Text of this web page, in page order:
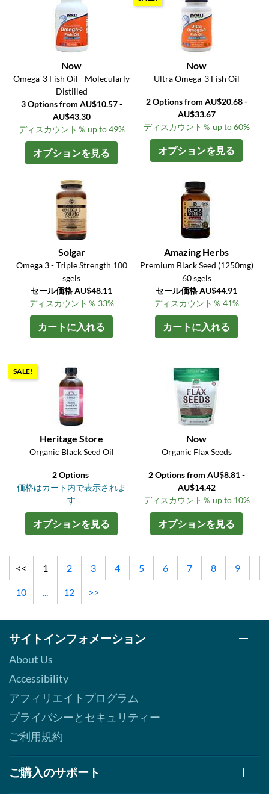
Now
Omega-3 Fish Oil - Molecularly
Distilled
3 Options from AU$10.57 -
AU$43.30
ディスカウント％ up to 49%
オプションを見る
Now
Ultra Omega-3 Fish Oil
2 Options from AU$20.68 -
AU$33.67
ディスカウント％ up to 60%
オプションを見る
Solgar
Omega 3 - Triple Strength 100
sgels
セール価格 AU$48.11
ディスカウント％ 33%
カートに入れる
Amazing Herbs
Premium Black Seed (1250mg)
60 sgels
セール価格 AU$44.91
ディスカウント％ 41%
カートに入れる
SALE!
Heritage Store
Organic Black Seed Oil
2 Options
価格はカート内で表示されま
す
オプションを見る
Now
Organic Flax Seeds
2 Options from AU$8.81 -
AU$14.42
ディスカウント％ up to 10%
オプションを見る
<< 1 2 3 4 5 6 7 8 9
10 ... 12 >>
サイトインフォメーション
About Us
Accessibility
アフィリエイトプログラム
プライバシーとセキュリティー
ご利用規約
ご購入のサポート